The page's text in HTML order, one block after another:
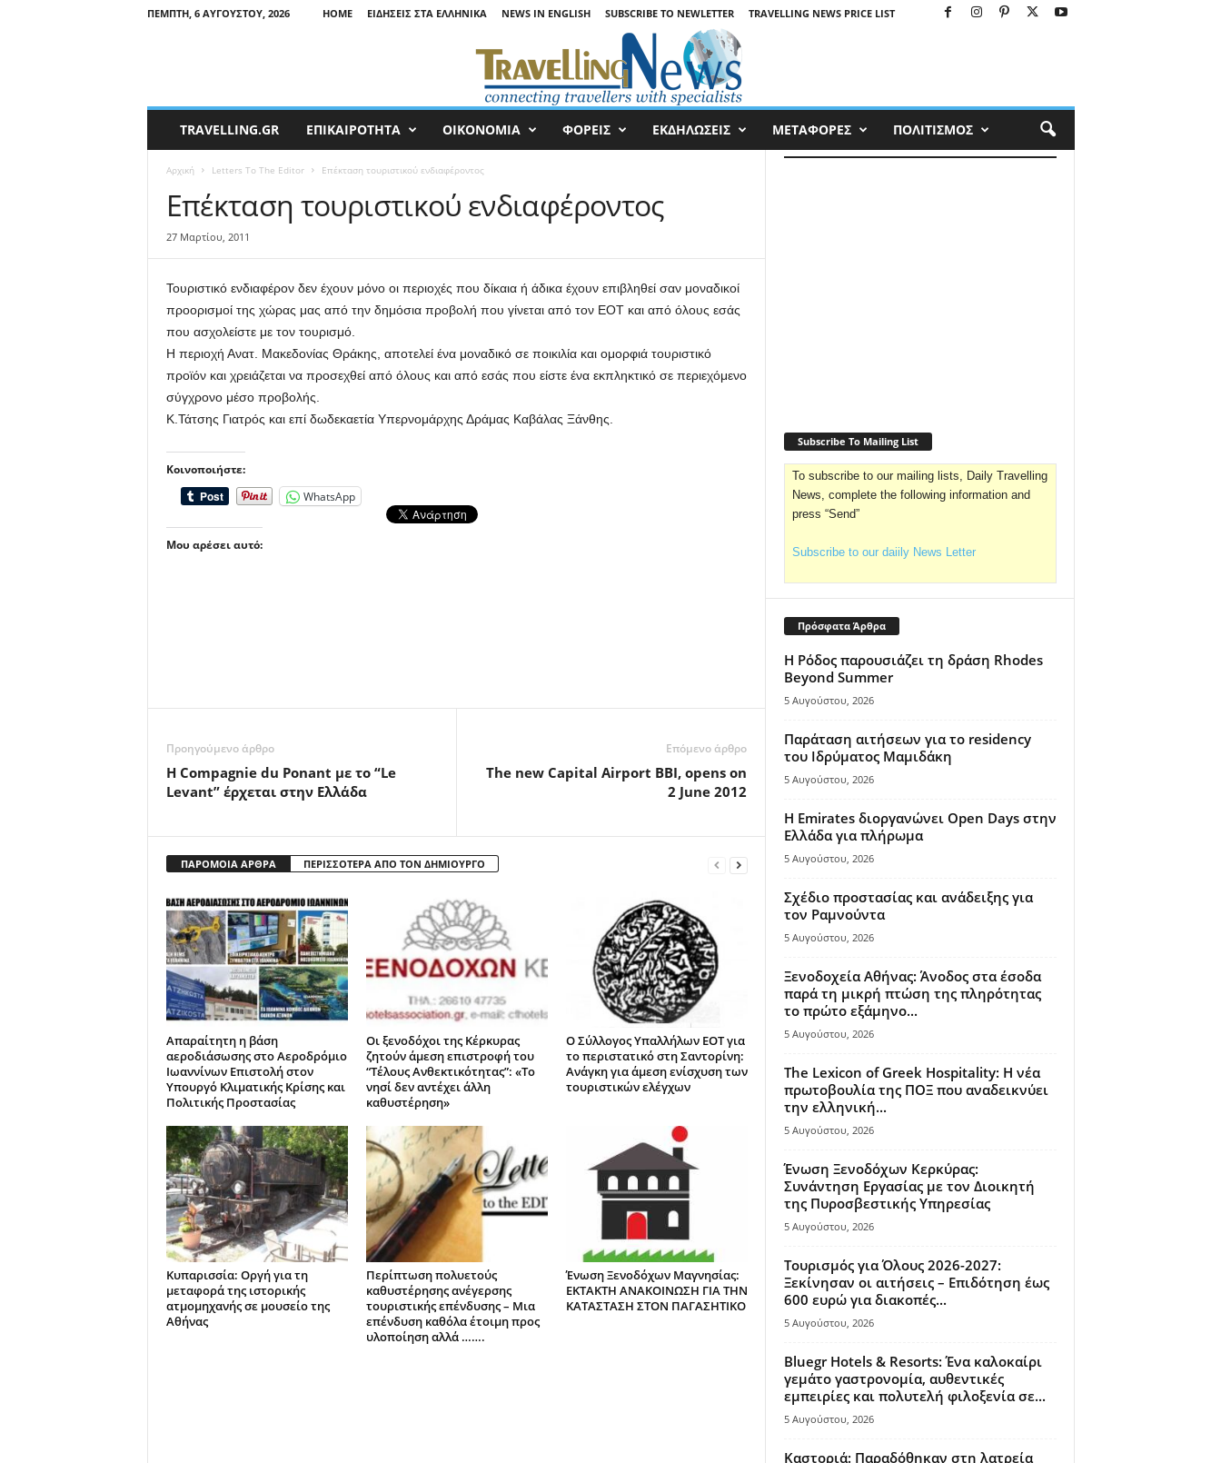
ΠΈΜΠΤΗ, 6 ΑΥΓΟΎΣΤΟΥ, 2026 HOME ΕΙΔΉΣΕΙΣ ΣΤΑ ΕΛΛΗΝΙΚΆ NEWS IN ENGLISH SUBSCRIBE TO NEWLETTER TRAVELLING NEWS PRICE LIST
a
TRAVELLING.GR ΕΠΙΚΑΙΡΟΤΗΤΑ ΟΙΚΟΝΟΜΙΑ ΦΟΡΕΙΣ ΕΚΔΗΛΩΣΕΙΣ ΜΕΤΑΦΟΡΕΣ ΠΟΛΙΤΙΣΜΟΣ
Αρχική Letters To The Editor Eπέκταση τουριστικού ενδιαφέροντος
Eπέκταση τουριστικού ενδιαφέροντος
27 Μαρτίου, 2011
Τουριστικό ενδιαφέρον δεν έχουν μόνο οι περιοχές που δίκαια ή άδικα έχουν επιβληθεί σαν μοναδικοί
προορισμοί της χώρας μας από την δημόσια προβολή που γίνεται από τον ΕΟΤ και από όλους εσάς
που ασχολείστε με τον τουρισμό.
Η περιοχή Ανατ. Μακεδονίας Θράκης, αποτελεί ένα μοναδικό σε ποικιλία και ομορφιά τουριστικό
προϊόν και χρειάζεται να προσεχθεί από όλους και από εσάς που είστε ένα εκπληκτικό σε περιεχόμενο
σύγχρονο μέσο προβολής.
Κ.Τάτσης Γιατρός και επί δωδεκαετία Υπερνομάρχης Δράμας Καβάλας Ξάνθης.
Κοινοποιήστε:
WhatsApp
Μου αρέσει αυτό:
Προηγούμενο άρθρο
Η Compagnie du Ponant με το “Le
Levant” έρχεται στην Ελλάδα
Επόμενο άρθρο
The new Capital Airport BBI, opens on
2 June 2012
ΠΑΡΟΜΟΙΑ ΑΡΘΡΑ ΠΕΡΙΣΣΟΤΕΡΑ ΑΠΟ ΤΟΝ ΔΗΜΙΟΥΡΓΟ
Απαραίτητη η βάση
αεροδιάσωσης στο Αεροδρόμιο
Ιωαννίνων Επιστολή στον
Υπουργό Κλιματικής Κρίσης και
Πολιτικής Προστασίας
Οι ξενοδόχοι της Κέρκυρας
ζητούν άμεση επιστροφή του
“Τέλους Ανθεκτικότητας”: «Το
νησί δεν αντέχει άλλη
καθυστέρηση»
Ο Σύλλογος Υπαλλήλων ΕΟΤ για
το περιστατικό στη Σαντορίνη:
Ανάγκη για άμεση ενίσχυση των
τουριστικών ελέγχων
Κυπαρισσία: Οργή για τη
μεταφορά της ιστορικής
ατμομηχανής σε μουσείο της
Αθήνας
Περίπτωση πολυετούς
καθυστέρησης ανέγερσης
τουριστικής επένδυσης – Μια
επένδυση καθόλα έτοιμη προς
υλοποίηση αλλά …….
Ένωση Ξενοδόχων Μαγνησίας:
ΕΚΤΑΚΤΗ ΑΝΑΚΟΙΝΩΣΗ ΓΙΑ ΤΗΝ
ΚΑΤΑΣΤΑΣΗ ΣΤΟΝ ΠΑΓΑΣΗΤΙΚΟ
Subscribe To Mailing List
To subscribe to our mailing lists, Daily Travelling
News, complete the following information and
press “Send”
Subscribe to our daiily News Letter
Πρόσφατα Άρθρα
Η Ρόδος παρουσιάζει τη δράση Rhodes
Beyond Summer
5 Αυγούστου, 2026
Παράταση αιτήσεων για το residency
του Ιδρύματος Μαμιδάκη
5 Αυγούστου, 2026
Η Emirates διοργανώνει Open Days στην
Ελλάδα για πλήρωμα
5 Αυγούστου, 2026
Σχέδιο προστασίας και ανάδειξης για
τον Ραμνούντα
5 Αυγούστου, 2026
Ξενοδοχεία Αθήνας: Άνοδος στα έσοδα
παρά τη μικρή πτώση της πληρότητας
το πρώτο εξάμηνο...
5 Αυγούστου, 2026
The Lexicon of Greek Hospitality: Η νέα
πρωτοβουλία της ΠΟΞ που αναδεικνύει
την ελληνική...
5 Αυγούστου, 2026
Ένωση Ξενοδόχων Κερκύρας:
Συνάντηση Εργασίας με τον Διοικητή
της Πυροσβεστικής Υπηρεσίας
5 Αυγούστου, 2026
Τουρισμός για Όλους 2026-2027:
Ξεκίνησαν οι αιτήσεις – Επιδότηση έως
600 ευρώ για διακοπές...
5 Αυγούστου, 2026
Bluegr Hotels & Resorts: Ένα καλοκαίρι
γεμάτο γαστρονομία, αυθεντικές
εμπειρίες και πολυτελή φιλοξενία σε...
5 Αυγούστου, 2026
Καστοριά: Παραδόθηκαν στη λατρεία